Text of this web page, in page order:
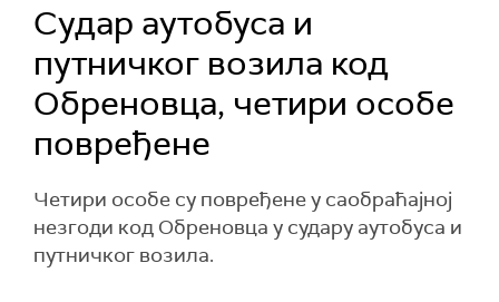
Судар аутобуса и
путничког возила код
Обреновца, четири особе
повређене
Четири особе су повређене у саобраћајној
незгоди код Обреновца у судару аутобуса и
путничког возила.